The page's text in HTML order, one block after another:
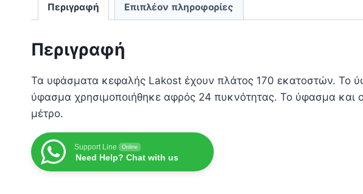
Περιγραφή Επιπλέον πληροφορίες
Περιγραφή
Τα υφάσματα κεφαλής Lakost έχουν πλάτος 170 εκατοστών. Το
ύφασμα χρησιμοποιήθηκε αφρός 24 πυκνότητας. Το ύφασμα και ο
μέτρο.
Support Line Online
Need Help? Chat with us